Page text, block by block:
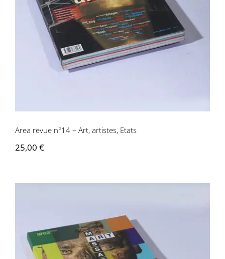
Area revue n°14 – Art, artistes, Etats
Area revue n°14 – Art, artistes, Etats
25,00 €